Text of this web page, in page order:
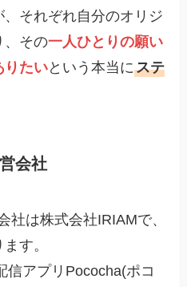
それぞれ自分のオリジ
、その一人ひとりの願い
りたいという本当にステ
会社
社は株式会社IRIAMで、
す。
信アプリPococha(ポコ